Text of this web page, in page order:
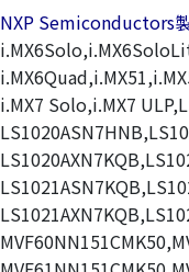
NXP Semiconductors
i.MX7 Solo,i.MX7